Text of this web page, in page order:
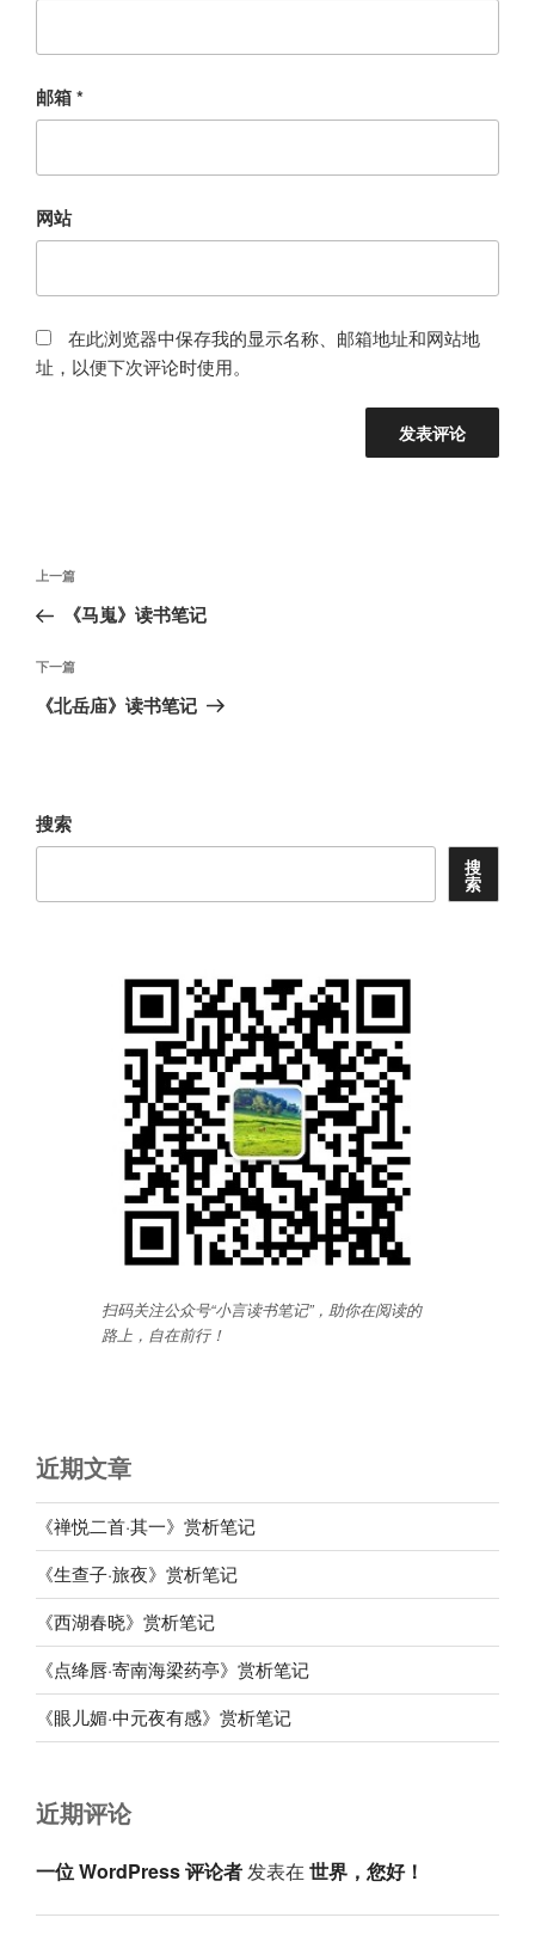
邮箱*
网站
在此浏览器中保存我的显示名称、邮箱地址和网站地
址，以便下次评论时使用。
文
导
航
上
一
文
章
上一篇
《马嵬》读书笔记
下
一
下一篇
《北岳庙》读书笔记
搜索
搜
索
扫码关注公众号“小言读书笔记”，助你在阅读的
路上，自在前行！
近期文章
《禅悦二首·其一》赏析笔记
《生查子·旅夜》赏析笔记
《西湖春晓》赏析笔记
《点绛唇·寄南海梁药亭》赏析笔记
《眼儿媚·中元夜有感》赏析笔记
近期评论
一位 WordPress 评论者发表在 世界，您好！